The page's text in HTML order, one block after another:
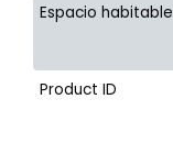
Espacio habitable
Product ID